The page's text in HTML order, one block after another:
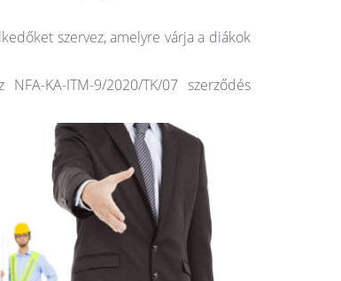
szervez, amelyre várja a diákok
KA-ITM-9/2020/TK/07 szerződés